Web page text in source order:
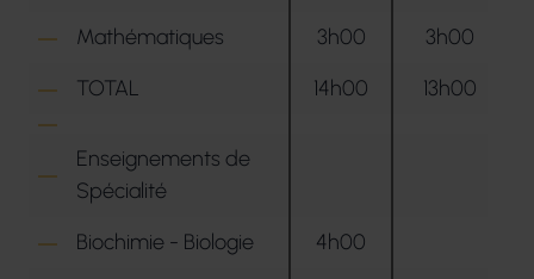
Mathématiques 3h00
3h00
TOTAL
14h00 13h00
Enseignements de
Spécialité
Biochimie - Biologie
4h00